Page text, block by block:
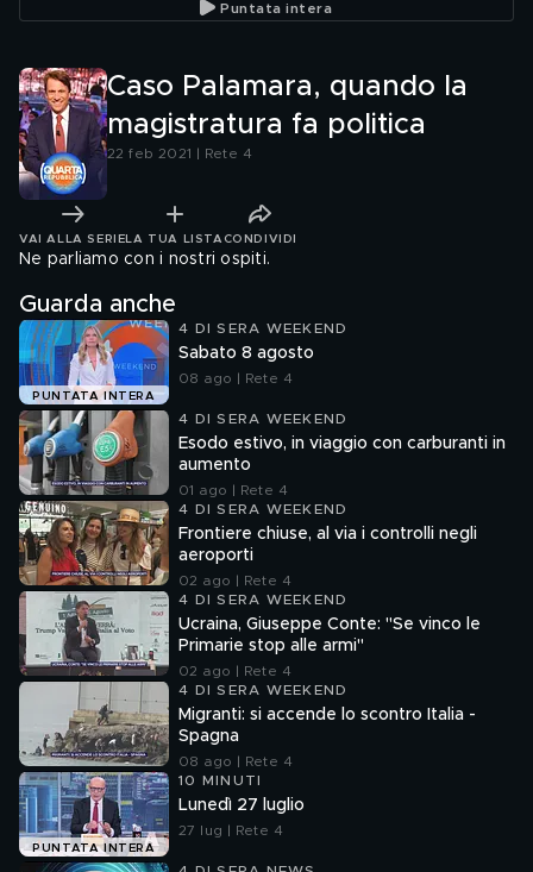
Giorgia Meloni
Puntata intera
Caso Palamara, quando la
magistratura fa politica
22 feb 2021 | Rete 4
VAI ALLA SERIE LA TUA LISTA CONDIVIDI
Ne parliamo con i nostri ospiti.
Guarda anche
PUNTATA INTERA
4 DI SERA WEEKEND
Sabato 8 agosto
08 ago | Rete 4
4 DI SERA WEEKEND
Esodo estivo, in viaggio con carburanti in
aumento
01 ago | Rete 4
4 DI SERA WEEKEND
Frontiere chiuse, al via i controlli negli
aeroporti
02 ago | Rete 4
4 DI SERA WEEKEND
Ucraina, Giuseppe Conte: "Se vinco le
Primarie stop alle armi"
02 ago | Rete 4
4 DI SERA WEEKEND
Migranti: si accende lo scontro Italia -
Spagna
08 ago | Rete 4
PUNTATA INTERA
10 MINUTI
Lunedì 27 luglio
27 lug | Rete 4